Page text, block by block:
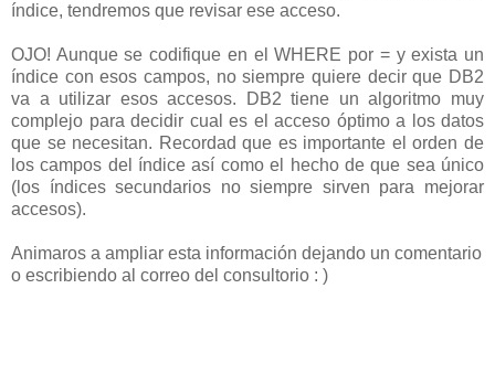
índice, tendremos que revisar ese acceso.
OJO! Aunque se codifique en el WHERE por = y exista un
índice con esos campos, no siempre quiere decir que DB2
va a utilizar esos accesos. DB2 tiene un algoritmo muy
complejo para decidir cual es el acceso óptimo a los datos
que se necesitan. Recordad que es importante el orden de
los campos del índice así como el hecho de que sea único
(los índices secundarios no siempre sirven para mejorar
accesos).
Animaros a ampliar esta información dejando un comentario
o escribiendo al correo del consultorio : )